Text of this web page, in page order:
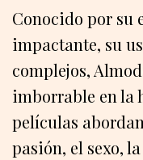
Conocido por su
impactante, su
complejos,
imborrable en la
películas
pasión, el sexo,